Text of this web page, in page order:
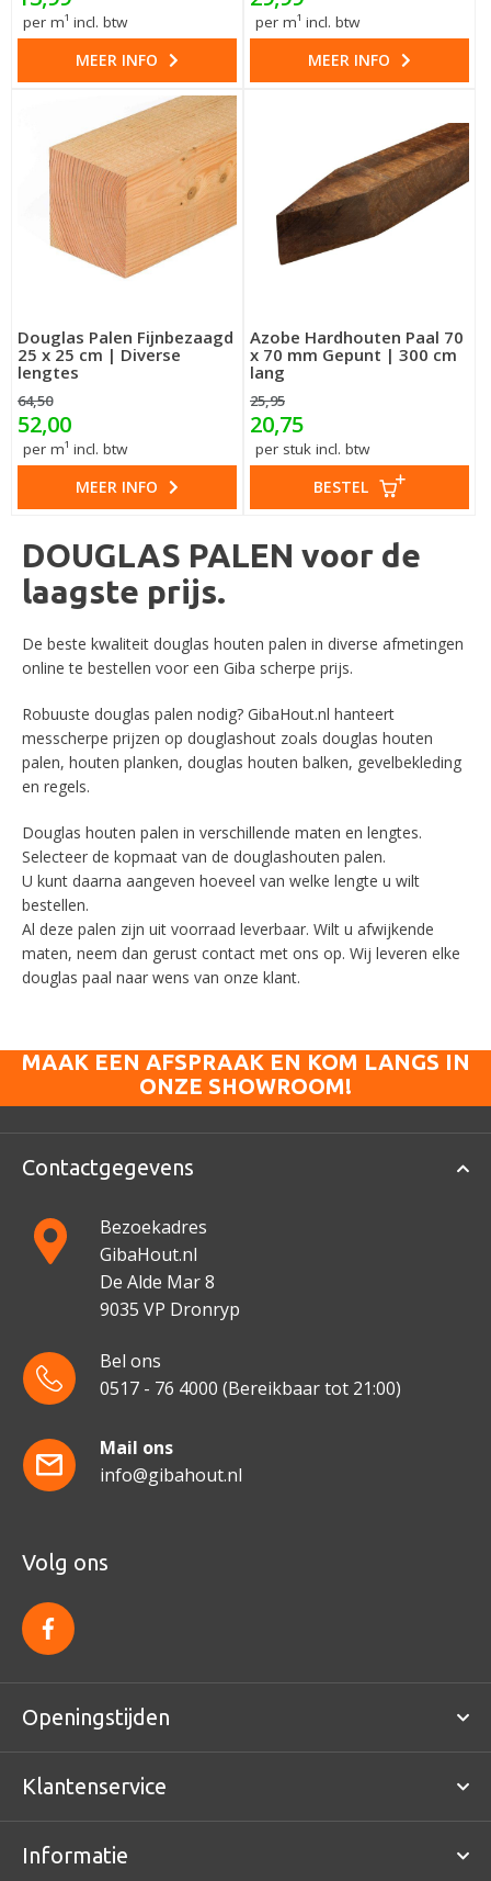
per m¹ incl. btw
MEER INFO
per m¹ incl. btw
MEER INFO
Douglas Palen Fijnbezaagd
25 x 25 cm | Diverse
lengtes
64,50
52,00
per m¹ incl. btw
MEER INFO
Azobe Hardhouten Paal 70
x 70 mm Gepunt | 300 cm
lang
25,95
20,75
per stuk incl. btw
BESTEL
DOUGLAS PALEN voor de
laagste prijs.
De beste kwaliteit douglas houten palen in diverse afmetingen
online te bestellen voor een Giba scherpe prijs.
Robuuste douglas palen nodig? GibaHout.nl hanteert
messcherpe prijzen op douglashout zoals douglas houten
palen, houten planken, douglas houten balken, gevelbekleding
en regels.
Douglas houten palen in verschillende maten en lengtes.
Selecteer de kopmaat van de douglashouten palen.
U kunt daarna aangeven hoeveel van welke lengte u wilt
bestellen.
Al deze palen zijn uit voorraad leverbaar. Wilt u afwijkende
maten, neem dan gerust contact met ons op. Wij leveren elke
douglas paal naar wens van onze klant.
MAAK EEN AFSPRAAK EN KOM LANGS IN
ONZE SHOWROOM!
Contactgegevens
Bezoekadres
GibaHout.nl
De Alde Mar 8
9035 VP Dronryp
Bel ons
0517 - 76 4000 (Bereikbaar tot 21:00)
Mail ons
info@gibahout.nl
Volg ons
f
a
c
e
o
o
Openingstijden
Klantenservice
Informatie